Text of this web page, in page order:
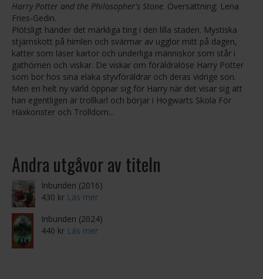
Harry Potter and the Philosopher's Stone. Översättning: Lena
Fries-Gedin.
Plötsligt händer det märkliga ting i den lilla staden. Mystiska
stjärnskott på himlen och svärmar av ugglor mitt på dagen,
katter som läser kartor och underliga människor som står i
gathörnen och viskar. De viskar om föräldralöse Harry Potter
som bor hos sina elaka styvföräldrar och deras vidrige son.
Men en helt ny värld öppnar sig för Harry när det visar sig att
han egentligen är trollkarl och börjar i Hogwarts Skola För
Häxkonster och Trolldom...
Andra utgåvor av titeln
Inbunden (2016)
430 kr Läs mer
Inbunden (2024)
440 kr Läs mer